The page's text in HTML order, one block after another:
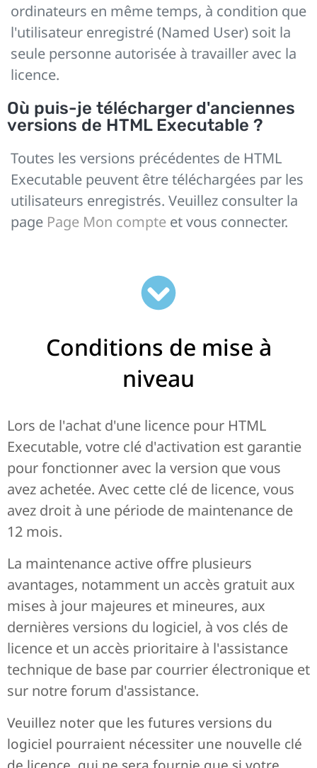
ordinateurs en même temps, à condition que
l'utilisateur enregistré (Named User) soit la
seule personne autorisée à travailler avec la
licence.
Où puis-je télécharger d'anciennes
versions de HTML Executable ?
Toutes les versions précédentes de HTML
Executable peuvent être téléchargées par les
utilisateurs enregistrés. Veuillez consulter la
page Page Mon compte et vous connecter.
Conditions de mise à
niveau
Lors de l'achat d'une licence pour HTML
Executable, votre clé d'activation est garantie
pour fonctionner avec la version que vous
avez achetée. Avec cette clé de licence, vous
avez droit à une période de maintenance de
12 mois.
La maintenance active offre plusieurs
avantages, notamment un accès gratuit aux
mises à jour majeures et mineures, aux
dernières versions du logiciel, à vos clés de
licence et un accès prioritaire à l'assistance
technique de base par courrier électronique et
sur notre forum d'assistance.
Veuillez noter que les futures versions du
logiciel pourraient nécessiter une nouvelle clé